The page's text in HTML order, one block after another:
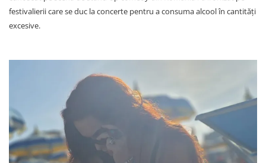
festivalierii care se duc la concerte pentru a consuma alcool în cantități
excesive.